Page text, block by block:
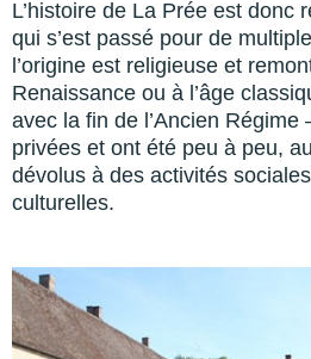
L’histoire de La Prée est donc
qui s’est passé pour de
l’origine est religieuse et
Renaissance ou à l’âge
avec la fin de l’Ancien Régime
privées et ont été peu à peu,
dévolus à des activités
culturelles.